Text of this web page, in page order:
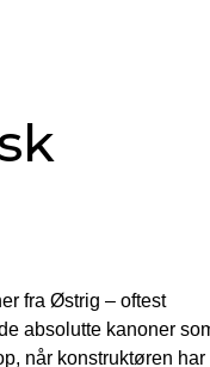
fra Østrig – oftest
absolutte kanoner
når konstruktøren har